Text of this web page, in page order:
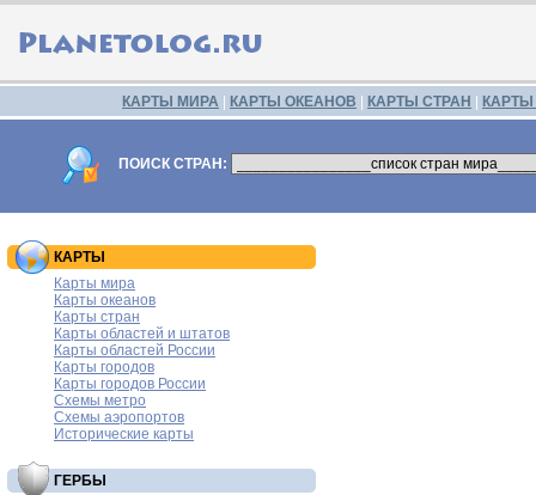
КАРТЫ МИРА КАРТЫ ОКЕАНОВ КАРТЫ СТРАН
ПОИСК СТРАН:
КАРТЫ
Карты мира
Карты океанов
Карты стран
Карты областей и штатов
Карты областей России
Карты городов
Карты городов России
Схемы метро
Схемы аэропортов
Исторические карты
ГЕРБЫ